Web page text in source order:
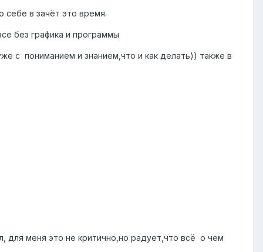
себе в зачёт это время.
без графика и программы
с пониманием и знанием,что и как делать)) также в
для меня это не критично,но радует,что всё о чем